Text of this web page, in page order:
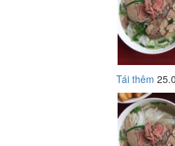
Tái thêm